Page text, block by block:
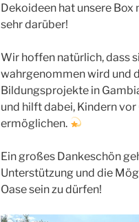
Dekoideen hat unsere Box
sehr darüber!
Wir hoffen natürlich, dass
wahrgenommen wird und
Bildungsprojekte in
und hilft dabei, Kindern
ermöglichen.
Ein großes Dankeschön
Unterstützung und die
Oase sein zu dürfen!